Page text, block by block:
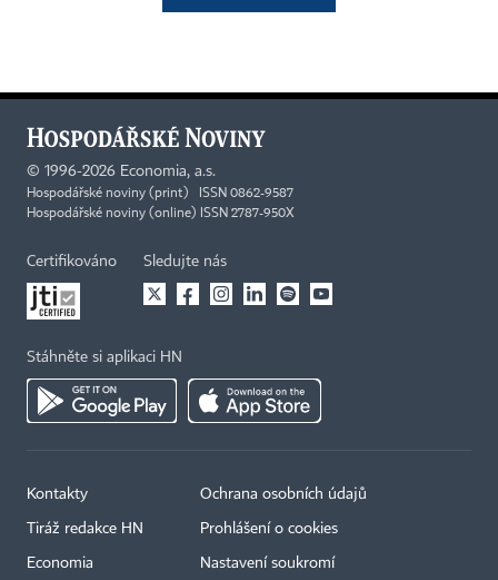
© 1996-2026 Economia, a.s.
Hospodářské noviny (print) ISSN 0862-9587
Hospodářské noviny (online) ISSN 2787-950X
Certifikováno Sledujte nás
Stáhněte si aplikaci HN
Kontakty
Tiráž redakce HN
Economia
Ochrana osobních údajů
Prohlášení o cookies
Nastavení soukromí